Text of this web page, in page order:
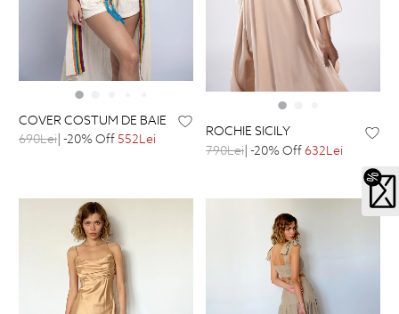
COVER COSTUM DE BAIE
690Lei| -20% Off552Lei
ROCHIE SICILY
790Lei| -20% Off632Lei